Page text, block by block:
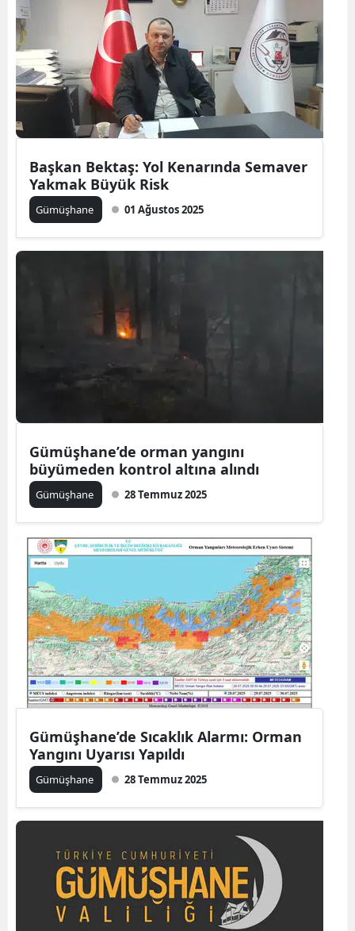
Manisa
Kahramanmaraş
Mardin
Niğde
Rize
Sakarya
Sinop
Sivas
Tokat
Tunceli
Şanlıurfa
Uşak
Van
Yozgat
Zonguldak
Aksaray
Bayburt
Karaman
Kırıkkale
Başkan Bektaş: Yol Kenarında Semaver
Yakmak Büyük Risk
Gümüşhane 01 Ağustos 2025
Gümüşhane’de orman yangını
büyümeden kontrol altına alındı
Gümüşhane 28 Temmuz 2025
Gümüşhane’de Sıcaklık Alarmı: Orman
Yangını Uyarısı Yapıldı
Gümüşhane 28 Temmuz 2025